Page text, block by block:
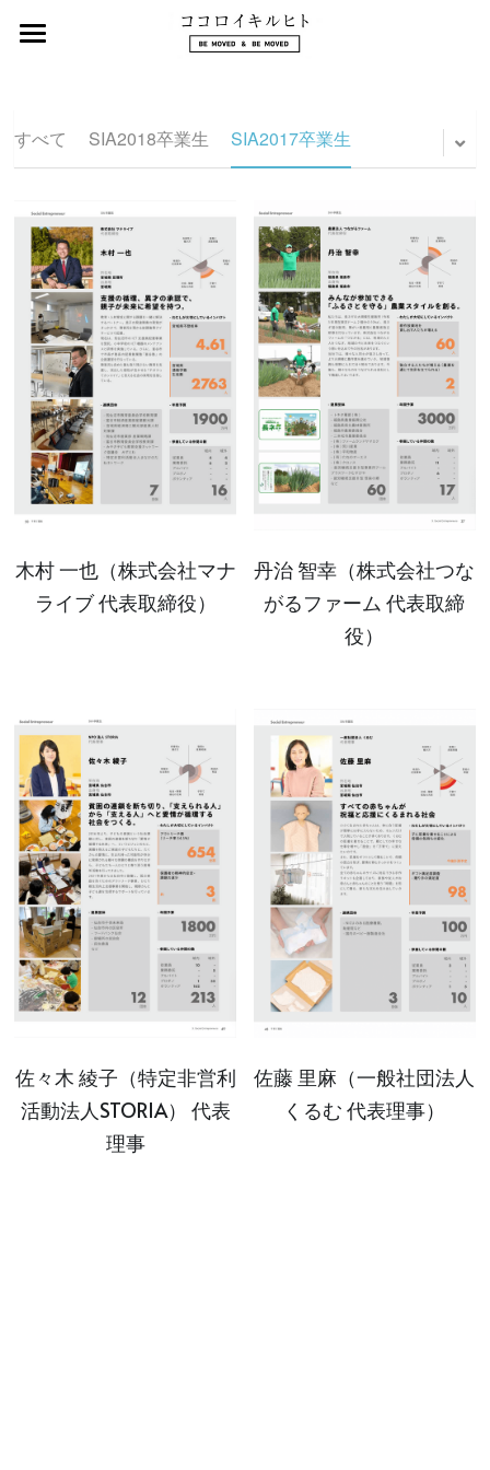
ココロイキルヒト
SIA卒業⽣一覧
ココロイキルヒトリーダーズ
SOCIAL INNOVATION Workshop
SOCIAL INNOVATION Accelerator
College（SIAC）
SOCIAL IMPACT Accelerator
SIAトップページ
SIAビジョンコース
SIAインパクトコース
TSIS2025
Seed program（SLC）
すべて SIA2018卒業生 SIA2017卒業生
木村 一也（株式会社マナ
ライブ 代表取締役）
丹治 智幸（株式会社つな
がるファーム 代表取締
役）
佐々木 綾子（特定非営利
活動法人STORIA） 代表
理事
佐藤 里麻（一般社団法人
くるむ 代表理事）